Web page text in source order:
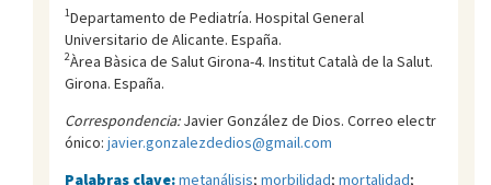
1Departamento de Pediatría. Hospital General
Universitario de Alicante. España.
2Àrea Bàsica de Salut Girona-4. Institut Català de la Salut.
Girona. España.
Correspondencia:Javier González de Dios. Correo electr
ónico: javier.gonzalezdedios@gmail.com
Palabras clave:metanálisis; morbilidad; mortalidad;